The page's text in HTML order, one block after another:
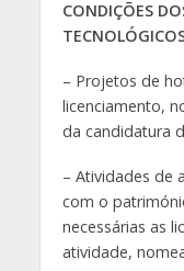
CONDIÇÕES
– Projetos de
licenciamento,
da candidatura
– Atividades de
com o
necessárias as
atividade,